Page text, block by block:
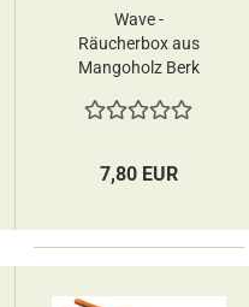
Wave -
Räucherbox aus
Mangoholz Berk
7,80 EUR